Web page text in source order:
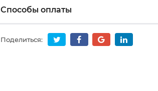
Способы оплаты
Поделиться: